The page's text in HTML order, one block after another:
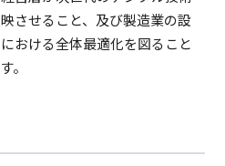
させること、及び製造業の設
おける全体最適化を図ること
。